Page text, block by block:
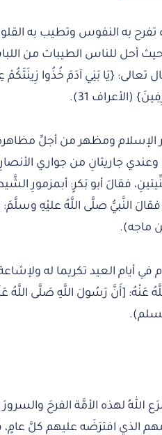
تفرح به النفوس وتطيب به
حيث أحل للناس الطيبات من
تعالى: {يَا بَنِي آدَمَ خُذُوا
(الأعراف 31).
ومظهر من أجلِّ
جاريتانِ من جواري
فقالَ أبو بَكرٍ: أبمزمورِ
النَّبيُّ صلَّى اللَّهُ عليْهِ وسلَّمَ:
ماجه).
في أيام العيد تكريما له
عَنْهُ: [أَنَّ رَسُولَ اللَّهِ صَلَّى
اللهُ لهذه الأمَّة الفرحَ
الذي افترَضَه عليهم كلَّ عامٍ،